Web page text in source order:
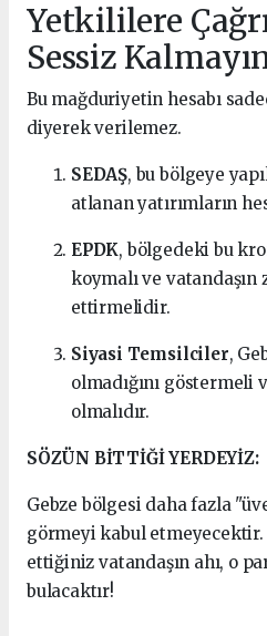
Yetkililere
Sessiz
Bu mağduriyetin hesabı
diyerek verilemez.
SEDAŞ, bu bölgeye
atlanan yatırımların
EPDK, bölgedeki bu
koymalı ve vatandaşın
ettirmelidir.
Siyasi Temsilciler,
olmadığını göstermeli
olmalıdır.
SÖZÜN BİTTİĞİ YERDEYİZ:
Gebze bölgesi daha fazla
görmeyi kabul etmeyecektir.
ettiğiniz vatandaşın ahı, o
bulacaktır!